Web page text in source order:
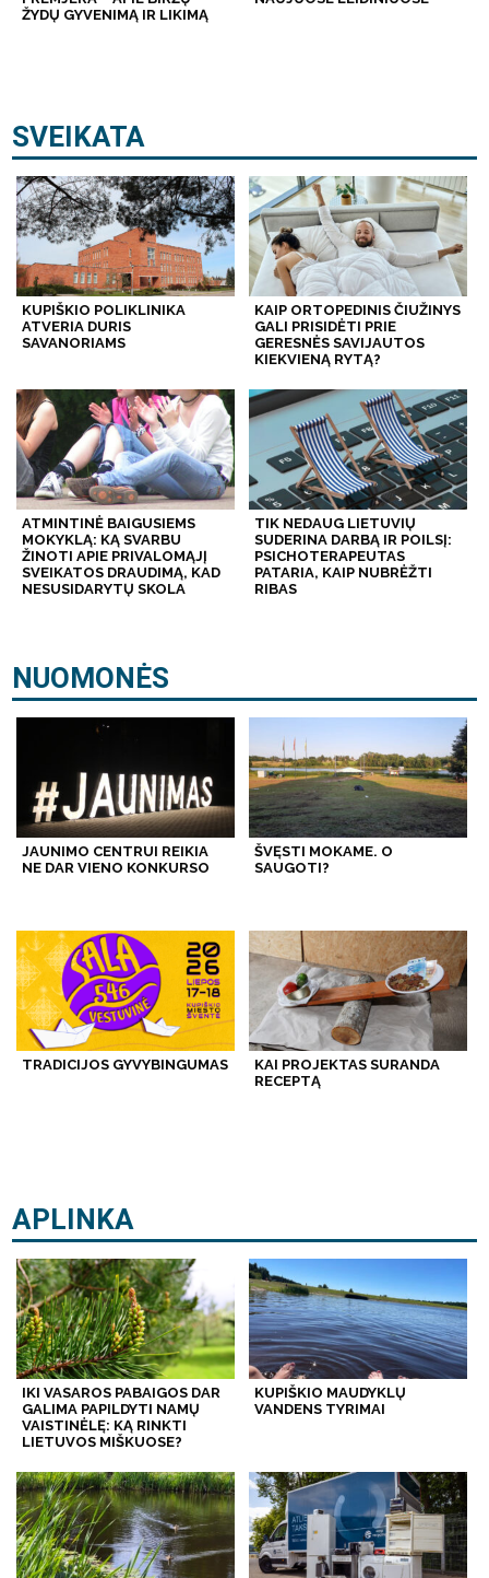
ŽYDŲ GYVENIMĄ IR LIKIMĄ
SVEIKATA
KUPIŠKIO POLIKLINIKA
ATVERIA DURIS
SAVANORIAMS
KAIP ORTOPEDINIS ČIUŽINYS
GALI PRISIDĖTI PRIE
GERESNĖS SAVIJAUTOS
KIEKVIENĄ RYTĄ?
ATMINTINĖ BAIGUSIEMS
MOKYKLĄ: KĄ SVARBU
ŽINOTI APIE PRIVALOMĄJĮ
SVEIKATOS DRAUDIMĄ, KAD
NESUSIDARYTŲ SKOLA
TIK NEDAUG LIETUVIŲ
SUDERINA DARBĄ IR POILSĮ:
PSICHOTERAPEUTAS
PATARIA, KAIP NUBRĖŽTI
RIBAS
NUOMONĖS
JAUNIMO CENTRUI REIKIA
NE DAR VIENO KONKURSO
ŠVĘSTI MOKAME. O
SAUGOTI?
TRADICIJOS GYVYBINGUMAS
KAI PROJEKTAS SURANDA
RECEPTĄ
APLINKA
IKI VASAROS PABAIGOS DAR
GALIMA PAPILDYTI NAMŲ
VAISTINĖLĘ: KĄ RINKTI
LIETUVOS MIŠKUOSE?
KUPIŠKIO MAUDYKLŲ
VANDENS TYRIMAI